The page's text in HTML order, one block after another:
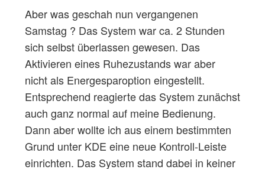
Aber was geschah nun vergangenen
Samstag ? Das System war ca. 2 Stunden
sich selbst überlassen gewesen. Das
Aktivieren eines Ruhezustands war aber
nicht als Energesparoption eingestellt.
Entsprechend reagierte das System zunächst
auch ganz normal auf meine Bedienung.
Dann aber wollte ich aus einem bestimmten
Grund unter KDE eine neue Kontroll-Leiste
einrichten. Das System stand dabei in keiner